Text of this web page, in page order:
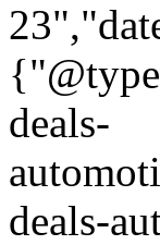
deals-
deals-